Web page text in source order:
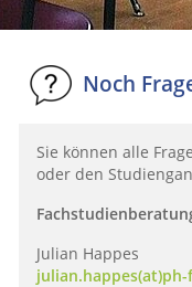
Noch
Sie können alle
oder den
Julian Happes